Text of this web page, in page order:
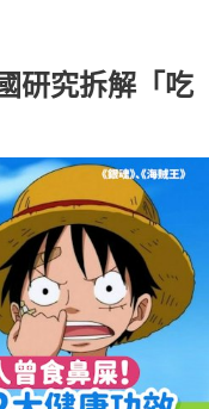
研究拆解「吃